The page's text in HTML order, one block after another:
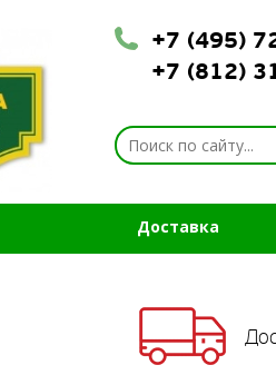
+7 (495)
+7 (812)
Доставка